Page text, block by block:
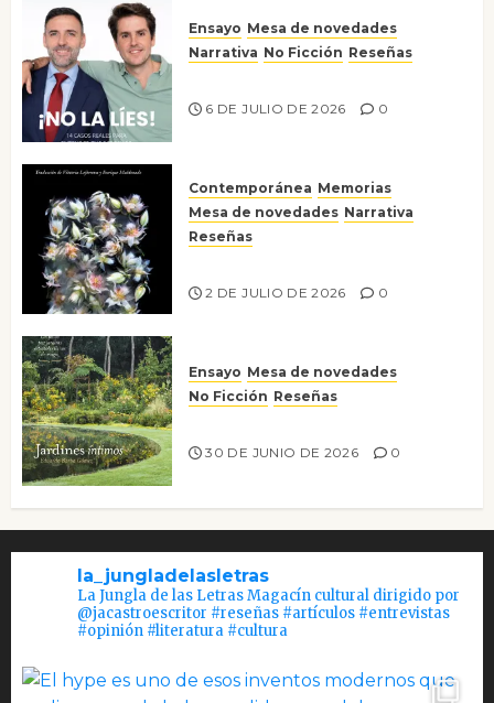
Ensayo Mesa de novedades
Narrativa No Ficción Reseñas
6 DE JULIO DE 2026 0
Contemporánea Memorias
Mesa de novedades Narrativa
Reseñas
2 DE JULIO DE 2026 0
Ensayo Mesa de novedades
No Ficción Reseñas
30 DE JUNIO DE 2026 0
la_jungladelasletras
La Jungla de las Letras Magacín cultural dirigido por
@jacastroescritor #reseñas #artículos #entrevistas
#opinión #literatura #cultura